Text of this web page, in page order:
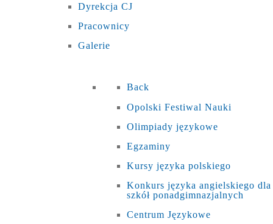
Dyrekcja CJ
Pracownicy
Galerie
Back
Opolski Festiwal Nauki
Olimpiady językowe
Egzaminy
Kursy języka polskiego
Konkurs języka angielskiego dla
szkół ponadgimnazjalnych
Centrum Językowe